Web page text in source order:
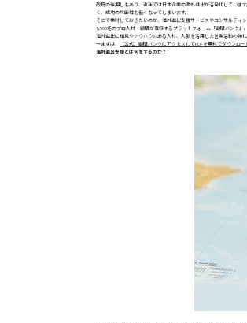
政府の後押しもあり、近年では日本企業の海外進出が活発化していま
く、成功の可能性も低くなってしまいます。
そこで検討しておきたいのが、海外進出支援サービスやコンサルティ
8,500名のプロ人材・顧問が登録するプラットフォーム「顧問バンク」。
海外進出に知見やノウハウのある人材、人脈を活用した営業活動の強
→まずは、
【公式】顧問バンクにアクセスしてPDFを無料でダウンロー
海外進出支援とは何をするのか？